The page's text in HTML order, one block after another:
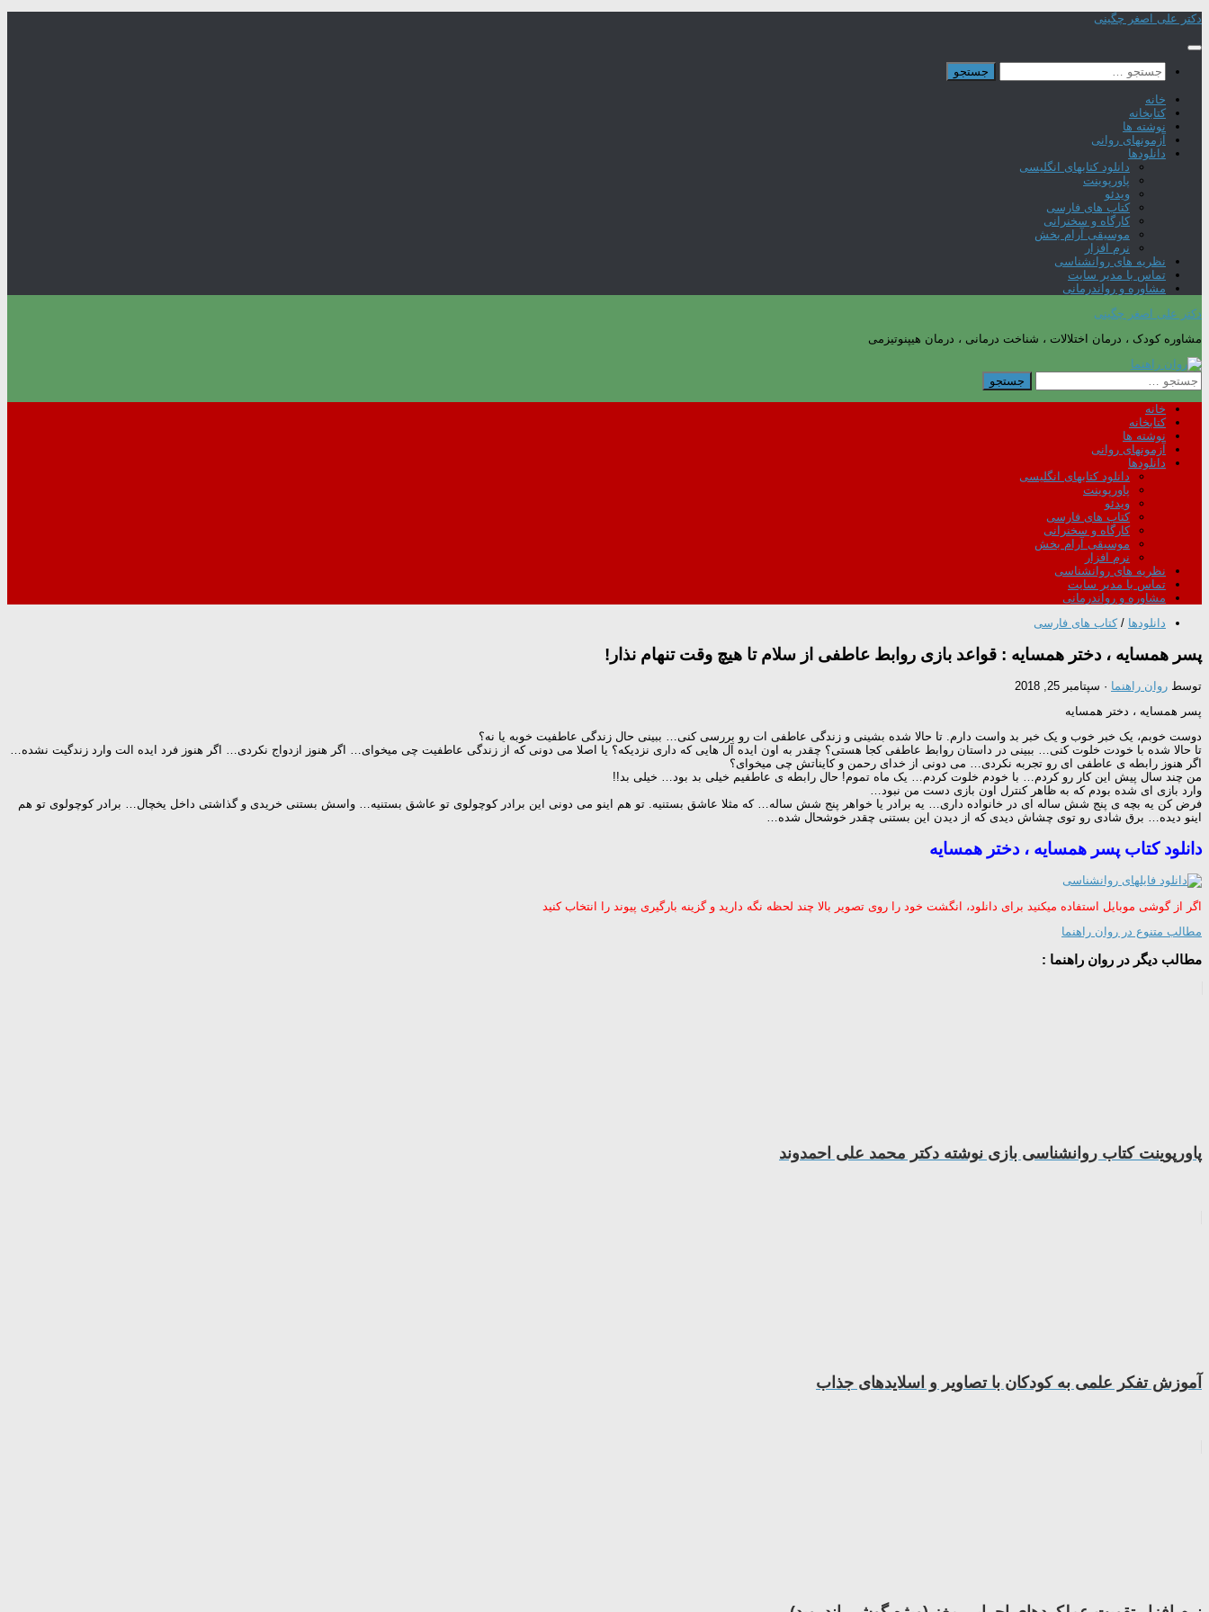
Skip
content
دکتر علی اصغر چگینی
جستجو
برای:
خانه
کتابخانه
نوشته ها
آزمونهای روانی
دانلودها
دانلود کتابهای انگلیسی
پاورپوینت
ویدئو
کتاب های فارسی
کارگاه و سخنرانی
موسیقی آرام بخش
نرم افزار
نظریه های روانشناسی
تماس با مدیر سایت
مشاوره و رواندرمانی
دکتر علی اصغر چگینی
مشاوره کودک ، درمان اختلالات ، شناخت درمانی ، درمان هیپنوتیزمی
جستجو
برای:
خانه
کتابخانه
نوشته ها
آزمونهای روانی
دانلودها
دانلود کتابهای انگلیسی
پاورپوینت
ویدئو
کتاب های فارسی
کارگاه و سخنرانی
موسیقی آرام بخش
نرم افزار
نظریه های روانشناسی
تماس با مدیر سایت
مشاوره و رواندرمانی
دانلودها / کتاب های فارسی
پسر همسایه ، دختر همسایه : قواعد بازی روابط عاطفی از سلام تا هیچ وقت تنهام نذار!
توسط روان راهنما · سپتامبر 25, 2018
پسر همسایه ، دختر همسایه
دوست خوبم، یک خبر خوب و یک خبر بد واست دارم. تا حالا شده بشینی و زندگی عاطفی ات رو بررسی کنی… ببینی حال زندگی عاطفیت خوبه یا نه؟
تا حالا شده با خودت خلوت کنی… ببینی در داستان روابط عاطفی کجا هستی؟ چقدر به اون ایده آل هایی که داری نزدیکه؟ یا اصلا می دونی که از زندگی عاطفیت چی میخوای… اگر هنوز ازدواج نکردی… اگر هنوز فرد ایده الت وارد زندگیت نشده…
اگر هنوز رابطه ی عاطفی ای رو تجربه نکردی… می دونی از خدای رحمن و کایناتش چی میخوای؟
من چند سال پیش این کار رو کردم… با خودم خلوت کردم… یک ماه تموم! حال رابطه ی عاطفیم خیلی بد بود… خیلی بد!!
وارد بازی ای شده بودم که به ظاهر کنترل اون بازی دست من نبود…
فرض کن یه بچه ی پنج شش ساله ای در خانواده داری… یه برادر یا خواهر پنج شش ساله… که مثلا عاشق بستنیه. تو هم اینو می دونی این برادر کوچولوی تو عاشق بستنیه… واسش بستنی خریدی و گذاشتی داخل یخچال… برادر کوچولوی تو هم
اینو دیده… برق شادی رو توی چشاش دیدی که از دیدن این بستنی چقدر خوشحال شده…
دانلود کتاب پسر همسایه ، دختر همسایه
اگر از گوشی موبایل استفاده میکنید برای دانلود، انگشت خود را روی تصویر بالا چند لحظه نگه دارید و گزینه بارگیری پیوند را انتخاب کنید
مطالب متنوع در روان راهنما
مطالب دیگر در روان راهنما :
پاورپوینت کتاب روانشناسی بازی نوشته دکتر محمد علی احمدوند
آموزش تفکر علمی به کودکان با تصاویر و اسلایدهای جذاب